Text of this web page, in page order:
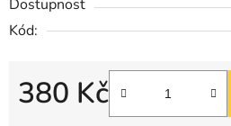
Dostupnost
Kód:
380 Kč